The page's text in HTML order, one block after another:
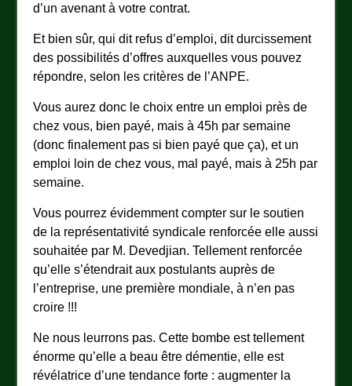
d’un avenant à votre contrat.
Et bien sûr, qui dit refus d’emploi, dit durcissement
des possibilités d’offres auxquelles vous pouvez
répondre, selon les critères de l’ANPE.
Vous aurez donc le choix entre un emploi près de
chez vous, bien payé, mais à 45h par semaine
(donc finalement pas si bien payé que ça), et un
emploi loin de chez vous, mal payé, mais à 25h par
semaine.
Vous pourrez évidemment compter sur le soutien
de la représentativité syndicale renforcée elle aussi
souhaitée par M. Devedjian. Tellement renforcée
qu’elle s’étendrait aux postulants auprès de
l’entreprise, une première mondiale, à n’en pas
croire !!!
Ne nous leurrons pas. Cette bombe est tellement
énorme qu’elle a beau être démentie, elle est
révélatrice d’une tendance forte : augmenter la